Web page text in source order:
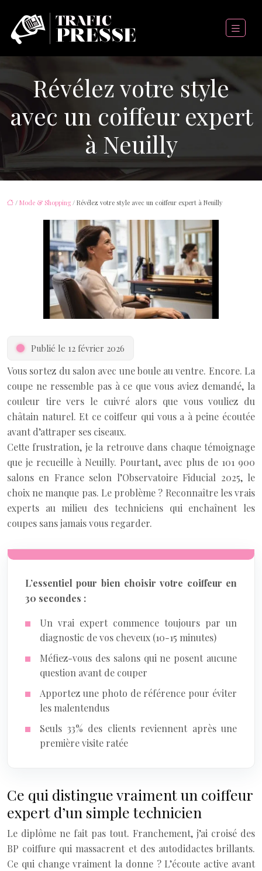
Révélez votre style
avec un coiffeur expert
à Neuilly
/ Mode & Shopping / Révélez votre style avec un coiffeur expert à Neuilly
Publié le 12 février 2026
Vous sortez du salon avec une boule au ventre. Encore. La
coupe ne ressemble pas à ce que vous aviez demandé, la
couleur tire vers le cuivré alors que vous vouliez du
châtain naturel. Et ce coiffeur qui vous a à peine écoutée
avant d’attraper ses ciseaux.
Cette frustration, je la retrouve dans chaque témoignage
que je recueille à Neuilly. Pourtant, avec plus de 101 900
salons en France selon l’Observatoire Fiducial 2025, le
choix ne manque pas. Le problème ? Reconnaître les vrais
experts au milieu des techniciens qui enchaînent les
coupes sans jamais vous regarder.
L’essentiel pour bien choisir votre coiffeur en
30 secondes :
Un vrai expert commence toujours par un
diagnostic de vos cheveux (10-15 minutes)
Méfiez-vous des salons qui ne posent aucune
question avant de couper
Apportez une photo de référence pour éviter
les malentendus
Seuls 33% des clients reviennent après une
première visite ratée
Ce qui distingue vraiment un coiffeur
expert d’un simple technicien
Le diplôme ne fait pas tout. Franchement, j’ai croisé des
BP coiffure qui massacrent et des autodidactes brillants.
Ce qui change vraiment la donne ? L’écoute active avant